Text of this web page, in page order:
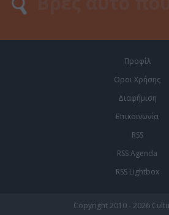
Προφίλ
Οροι Χρήσης
Διαφήμιση
Επικοινωνία
RSS
RSS Agenda
RSS Lightbox
Copyright 2010 - 2026